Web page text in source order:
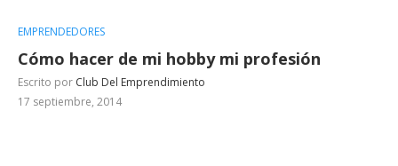
EMPRENDEDORES
Cómo hacer de mi hobby mi profesión
Escrito por Club Del Emprendimiento
17 septiembre, 2014